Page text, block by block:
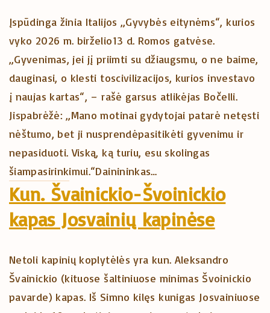
Įspūdinga žinia Italijos „Gyvybės eitynėms“, kurios
vyko 2026 m. birželio13 d. Romos gatvėse.
„Gyvenimas, jei jį priimti su džiaugsmu, o ne baime,
dauginasi, o klesti toscivilizacijos, kurios investavo
į naujas kartas“, – rašė garsus atlikėjas Bočelli.
Jispabrėžė: „Mano motinai gydytojai patarė netęsti
nėštumo, bet ji nusprendėpasitikėti gyvenimu ir
nepasiduoti. Viską, ką turiu, esu skolingas
šiampasirinkimui.“Dainininkas…
Kun. Švainickio-Švoinickio
kapas Josvainių kapinėse
Netoli kapinių koplytėlės yra kun. Aleksandro
Švainickio (kituose šaltiniuose minimas Švoinickio
pavarde) kapas. Iš Simno kilęs kunigas Josvainiuose